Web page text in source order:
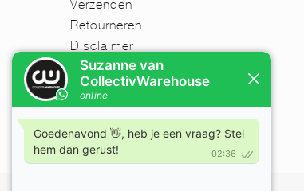
Verzenden
Retourneren
Disclaimer
FAQ
Nieuwsbrief
Mijn account